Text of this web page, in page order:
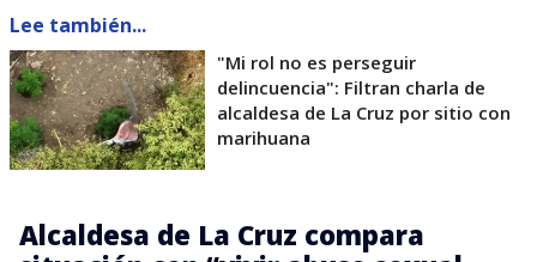
Lee también...
"Mi rol no es perseguir
delincuencia": Filtran charla de
alcaldesa de La Cruz por sitio con
marihuana
Alcaldesa de La Cruz compara